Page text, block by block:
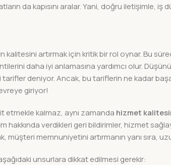
da kapısını aralar. Yani, doğru iletişimle, iş
kalitesini artırmak için kritik bir rol oynar. Bu
daha iyi anlamasına yardımcı olur.
deniyor. Ancak, bu tariflerin ne kadar
giriyor!
etmekle kalmaz, aynı zamanda hizmet
verdikleri geri bildirimler, hizmet
müşteri memnuniyetini artırmanın yanı sıra,
unsurlara dikkat edilmesi gerekir: